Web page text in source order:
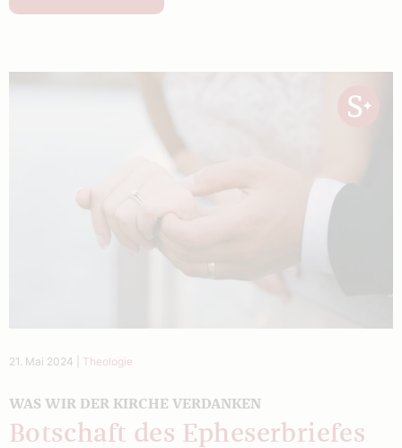
21. Mai 2024 Theologie
WAS WIR DER KIRCHE VERDANKEN
Botschaft des Epheserbriefes